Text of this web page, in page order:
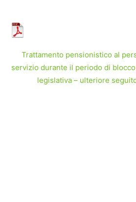
Trattamento pensionistico al
servizio durante il periodo di
legislativa – ulteriore